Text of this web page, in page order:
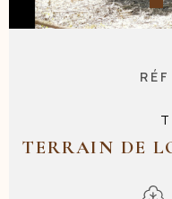
TERRAIN DE